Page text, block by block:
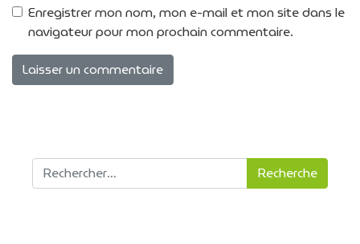
Enregistrer mon nom, mon e-mail et mon site dans le
navigateur pour mon prochain commentaire.
Recherche pour :